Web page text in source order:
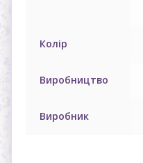
Колір
Виробництво
Виробник